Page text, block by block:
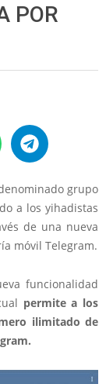
POR
grupo
a los yihadistas
de una nueva
móvil Telegram.
funcionalidad
permite a los
ilimitado de